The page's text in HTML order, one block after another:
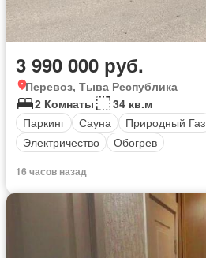
3 990 000 руб.
Перевоз, Тыва Республика
2 Комнаты
34 кв.м
Паркинг
Сауна Природный Газ
Электричество
Обогрев
16 часов назад